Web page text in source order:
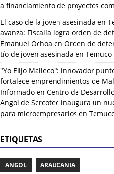
a financiamiento de proyectos
El caso de la joven asesinada en
avanza: Fiscalía logra orden de
Emanuel Ochoa en Orden de
tío de joven asesinada en Temuco
"Yo Elijo Malleco": innovador
fortalece emprendimientos de
Informadoen Centro de
Angol de Sercotec inaugura un
para microempresarios en
ETIQUETAS
ANGOL ARAUCANIA